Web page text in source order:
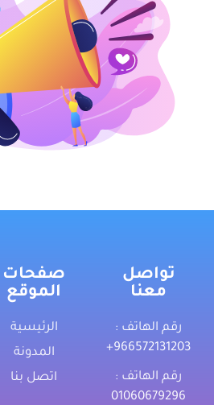
تواصل
معنا
رقم الهاتف :
‎+966572131203
رقم الهاتف :
01060679296
صفحات
الموقع
الرئيسية
المدونة
اتصل بنا